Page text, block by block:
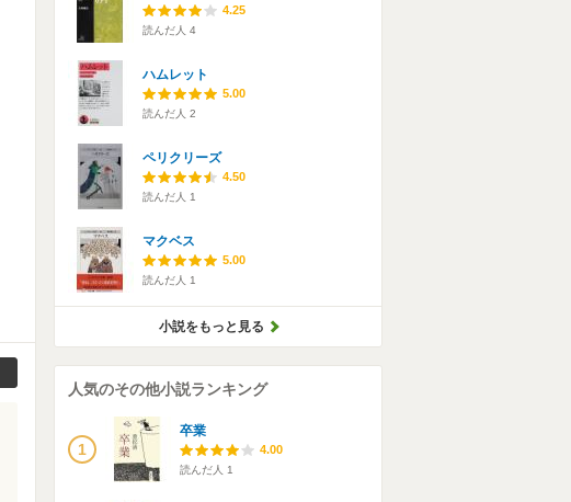
4.25
読んだ人 4
ハムレット
5.00
読んだ人 2
ペリクリーズ
4.50
読んだ人 1
マクベス
5.00
読んだ人 1
小説をもっと見る
人気のその他小説ランキング
1
卒業
4.00
読んだ人 1